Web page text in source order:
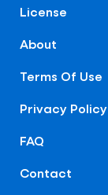
License
About
Terms Of Use
Privacy Policy
FAQ
Contact